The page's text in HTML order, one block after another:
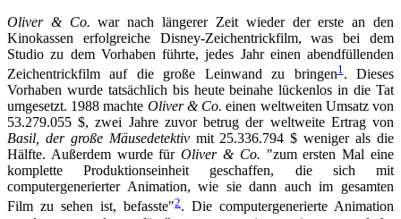
Oliver & Co. war nach längerer Zeit wieder der erste an den
Kinokassen erfolgreiche Disney-Zeichentrickfilm, was bei dem
Studio zu dem Vorhaben führte, jedes Jahr einen abendfüllenden
Zeichentrickfilm auf die große Leinwand zu bringen1. Dieses
Vorhaben wurde tatsächlich bis heute beinahe lückenlos in die Tat
umgesetzt. 1988 machte Oliver & Co. einen weltweiten Umsatz von
53.279.055 $, zwei Jahre zuvor betrug der weltweite Ertrag von
Basil, der große Mäusedetektivmit 25.336.794 $ weniger als die
Hälfte. Außerdem wurde fürOliver & Co. "zum ersten Mal eine
komplette Produktionseinheit geschaffen, die sich mit
computergenerierter Animation, wie sie dann auch im gesamten
Film zu sehen ist, befasste"2. Die computergenerierte Animation